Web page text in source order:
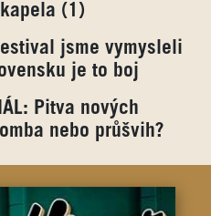
(1)
jsme vymysleli
je to boj
Pitva nových
nebo průšvih?